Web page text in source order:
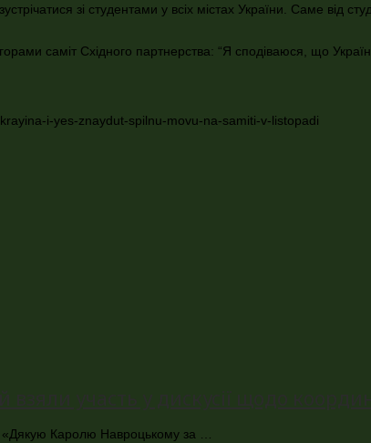
зі студентами у всіх містах України. Саме від
саміт Східного партнерства: “Я сподіваюся, що
i-yes-znaydut-spilnu-movu-na-samiti-v-listopadi
«Дякую Каролю Навроцькому за …